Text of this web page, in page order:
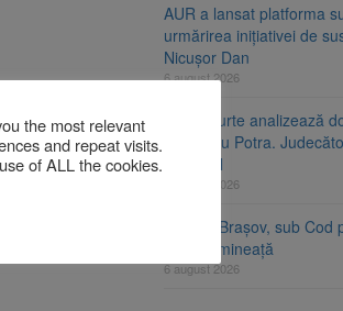
AUR a lansat platforma
urmărirea inițiativei de
Nicușor Dan
6 august 2026
Înalta Curte analizează
și Horațiu Potra.
procesul
6 august 2026
Județul Brașov, sub
vineri dimineață
6 august 2026
the most relevant
and repeat visits.
of ALL the cookies.